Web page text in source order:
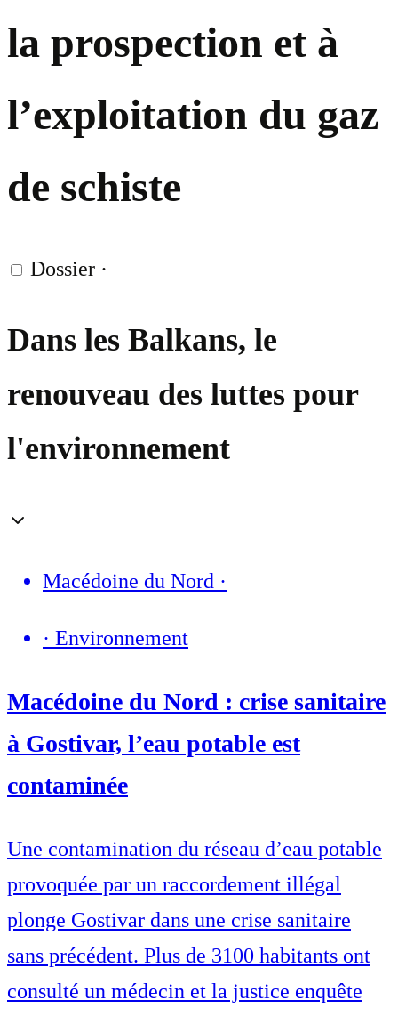
la prospection et à
l’exploitation du gaz
de schiste
Dossier ·
Dans les Balkans, le
renouveau des luttes pour
l'environnement
Macédoine du Nord ·
· Environnement
Macédoine du Nord : crise sanitaire
à Gostivar, l’eau potable est
contaminée
Une contamination du réseau d’eau potable
provoquée par un raccordement illégal
plonge Gostivar dans une crise sanitaire
sans précédent. Plus de 3100 habitants ont
consulté un médecin et la justice enquête